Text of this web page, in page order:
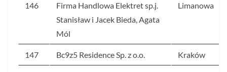
146
Firma Handlowa Elektret sp.j.
Stanisław i Jacek Bieda, Agata
Mól
Limanowa
147 Bc9z5 Residence Sp. z o.o. Kraków